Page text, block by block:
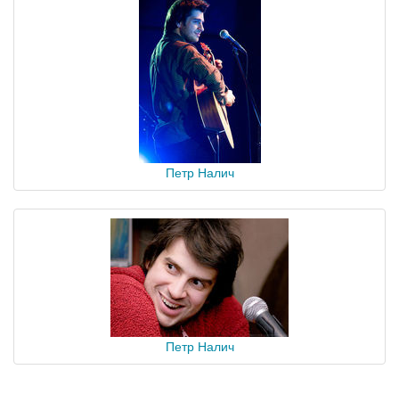
Петр Налич
Петр Налич